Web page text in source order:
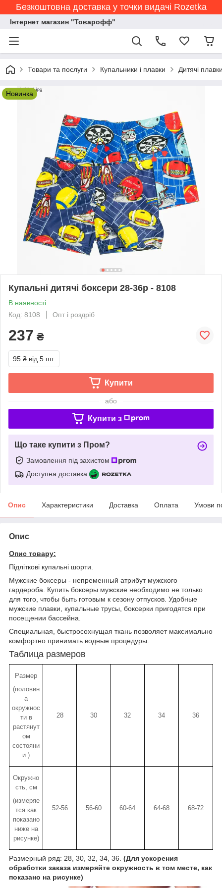
Безкоштовна доставка у точки видачі Rozetka
Інтернет магазин "Товарофф"
Товари та послуги Купальники і плавки Дитячі
Новинка
Купальні дитячі боксери 28-36р - 8108
В наявності
Код: 8108
Опт і роздріб
237 ₴
95 ₴ від 5 шт.
Купити
або
Купити з
Що таке купити з Пром?
Замовлення під захистом
Доступна доставка
Опис Характеристики Доставка Оплата Умови
Опис
Опис товару:
Підліткові купальні шорти.
Мужские боксеры - непременный атрибут мужского
гардероба. Купить боксеры мужские необходимо не только
для того, чтобы быть готовым к сезону отпусков. Удобные
мужские плавки, купальные трусы, боксерки пригодятся при
посещении бассейна.
Cпециальная, быстросохнущая ткань позволяет максимально
комфортно принимать водные процедуры.
Таблица размеров
Размер
(половин
а
окружнос
ти в
растянут
ом
состояни
и )
28 30 32 34 36
Окружно
сть, см
(измеряе
тся как
показано
ниже на
рисунке)
52-56 56-60 60-64 64-68 68-72
Размерный ряд: 28, 30, 32, 34, 36. (Для ускорения
обработки заказа измеряйте окружность в том месте, как
показано на рисунке)